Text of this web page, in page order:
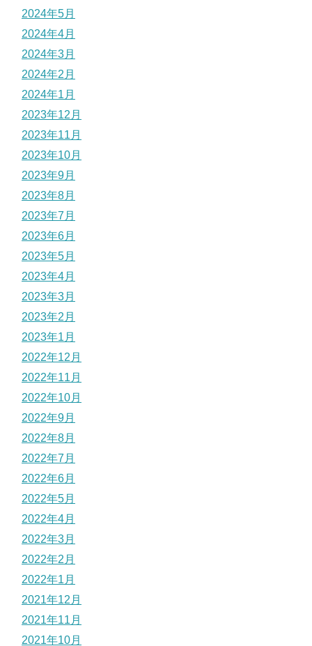
2024年5月
2024年4月
2024年3月
2024年2月
2024年1月
2023年12月
2023年11月
2023年10月
2023年9月
2023年8月
2023年7月
2023年6月
2023年5月
2023年4月
2023年3月
2023年2月
2023年1月
2022年12月
2022年11月
2022年10月
2022年9月
2022年8月
2022年7月
2022年6月
2022年5月
2022年4月
2022年3月
2022年2月
2022年1月
2021年12月
2021年11月
2021年10月